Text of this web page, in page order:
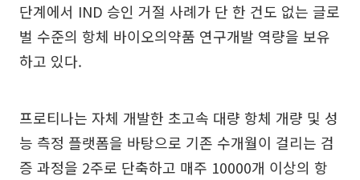
단계에서 IND 승인 거절 사례가 단 한 건도 없는 글로
벌 수준의 항체 바이오의약품 연구개발 역량을 보유
하고 있다.
프로티나는 자체 개발한 초고속 대량 항체 개량 및 성
능 측정 플랫폼을 바탕으로 기존 수개월이 걸리는 검
증 과정을 2주로 단축하고 매주 10000개 이상의 항